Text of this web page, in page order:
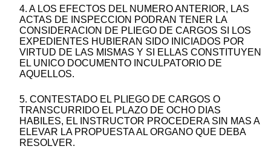
4. A LOS EFECTOS DEL NUMERO ANTERIOR, LAS
ACTAS DE INSPECCION PODRAN TENER LA
CONSIDERACION DE PLIEGO DE CARGOS SI LOS
EXPEDIENTES HUBIERAN SIDO INICIADOS POR
VIRTUD DE LAS MISMAS Y SI ELLAS CONSTITUYEN
EL UNICO DOCUMENTO INCULPATORIO DE
AQUELLOS.
5. CONTESTADO EL PLIEGO DE CARGOS O
TRANSCURRIDO EL PLAZO DE OCHO DIAS
HABILES, EL INSTRUCTOR PROCEDERA SIN MAS A
ELEVAR LA PROPUESTA AL ORGANO QUE DEBA
RESOLVER.